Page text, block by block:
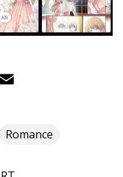
Romance